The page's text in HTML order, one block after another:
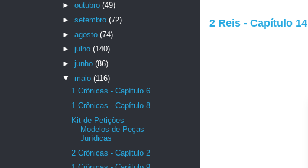
2 Reis - Capítulo 14
► outubro (49)
► setembro (72)
► agosto (74)
► julho (140)
► junho (86)
▼ maio (116)
1 Crônicas - Capítulo 6
1 Crônicas - Capítulo 8
Kit de Petições -
Modelos de Peças
Jurídicas
2 Crônicas - Capítulo 2